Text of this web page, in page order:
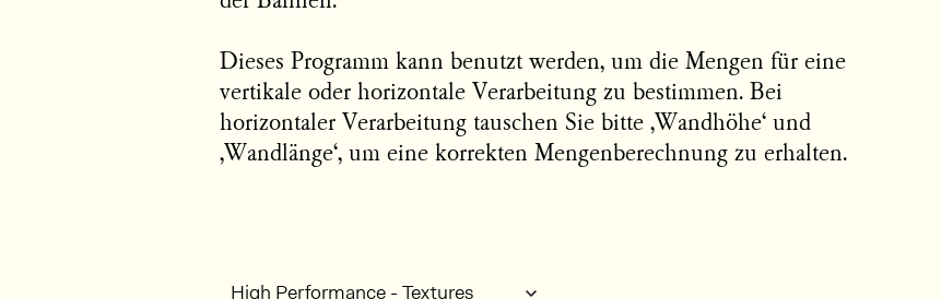
Dieses Programm kann benutzt werden, um die Mengen für eine
vertikale oder horizontale Verarbeitung zu bestimmen. Bei
horizontaler Verarbeitung tauschen Sie bitte ‚Wandhöhe‘ und
‚Wandlänge‘, um eine korrekten Mengenberechnung zu erhalten.